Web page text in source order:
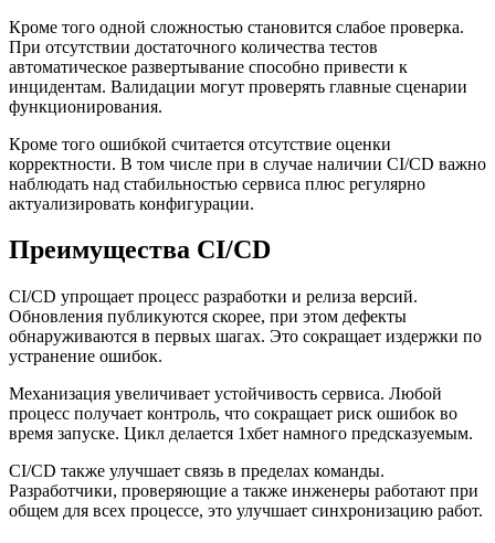
Кроме того одной сложностью становится слабое проверка.
При отсутствии достаточного количества тестов
автоматическое развертывание способно привести к
инцидентам. Валидации могут проверять главные сценарии
функционирования.
Кроме того ошибкой считается отсутствие оценки
корректности. В том числе при в случае наличии CI/CD важно
наблюдать над стабильностью сервиса плюс регулярно
актуализировать конфигурации.
Преимущества CI/CD
CI/CD упрощает процесс разработки и релиза версий.
Обновления публикуются скорее, при этом дефекты
обнаруживаются в первых шагах. Это сокращает издержки по
устранение ошибок.
Механизация увеличивает устойчивость сервиса. Любой
процесс получает контроль, что сокращает риск ошибок во
время запуске. Цикл делается 1хбет намного предсказуемым.
CI/CD также улучшает связь в пределах команды.
Разработчики, проверяющие а также инженеры работают при
общем для всех процессе, это улучшает синхронизацию работ.